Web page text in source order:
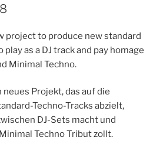
project to produce new standard
as a DJ track and pay homage
Minimal Techno.
neues Projekt, das auf die
Techno-Tracks abzielt,
DJ-Sets macht und
Techno Tribut zollt.